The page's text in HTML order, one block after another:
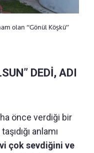
olan “Gönül Köşkü”
DEDİ, ADI
önce verdiği bir
anlamı
çok sevdiğini ve